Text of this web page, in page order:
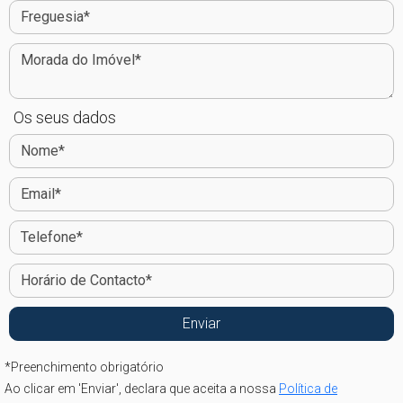
Os seus dados
*Preenchimento obrigatório
Ao clicar em 'Enviar', declara que aceita a nossa Política de